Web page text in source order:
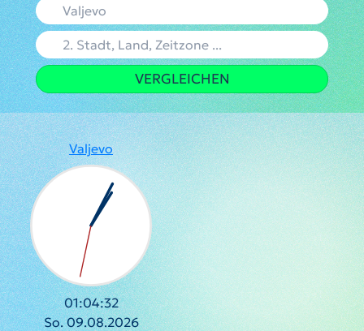
VERGLEICHEN
Valjevo
01:04:32
So. 09.08.2026